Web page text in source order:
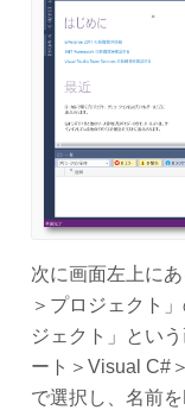
次に画面左上に
＞プロジェクト
ジェクト」とい
ート＞Visual C#
で選択し、名前